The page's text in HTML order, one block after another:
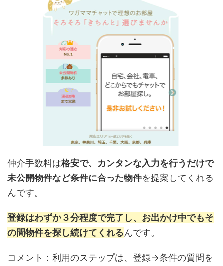
仲介手数料は格安で、カンタンな入力を行うだけで
未公開物件など条件に合った物件を提案してくれる
んです。
登録はわずか３分程度で完了し、お出かけ中でもそ
の間物件を探し続けてくれるんです。
コメント：利用のステップは、登録→条件の質問を